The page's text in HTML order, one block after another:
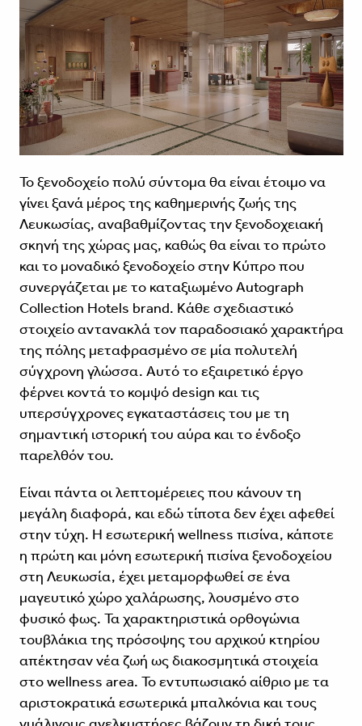
Το ξενοδοχείο πολύ σύντομα θα είναι έτοιμο να
γίνει ξανά μέρος της καθημερινής ζωής της
Λευκωσίας, αναβαθμίζοντας την ξενοδοχειακή
σκηνή της χώρας μας, καθώς θα είναι το πρώτο
και το μοναδικό ξενοδοχείο στην Κύπρο που
συνεργάζεται με το καταξιωμένο Autograph
Collection Hotels brand. Κάθε σχεδιαστικό
στοιχείο αντανακλά τον παραδοσιακό χαρακτήρα
της πόλης μεταφρασμένο σε μία πολυτελή
σύγχρονη γλώσσα. Αυτό το εξαιρετικό έργο
φέρνει κοντά το κομψό design και τις
υπερσύγχρονες εγκαταστάσεις του με τη
σημαντική ιστορική του αύρα και το ένδοξο
παρελθόν του.
Είναι πάντα οι λεπτομέρειες που κάνουν τη
μεγάλη διαφορά, και εδώ τίποτα δεν έχει αφεθεί
στην τύχη. Η εσωτερική wellness πισίνα, κάποτε
η πρώτη και μόνη εσωτερική πισίνα ξενοδοχείου
στη Λευκωσία, έχει μεταμορφωθεί σε ένα
μαγευτικό χώρο χαλάρωσης, λουσμένο στο
φυσικό φως. Τα χαρακτηριστικά ορθογώνια
τουβλάκια της πρόσοψης του αρχικού κτηρίου
απέκτησαν νέα ζωή ως διακοσμητικά στοιχεία
στο wellness area. Το εντυπωσιακό αίθριο με τα
αριστοκρατικά εσωτερικά μπαλκόνια και τους